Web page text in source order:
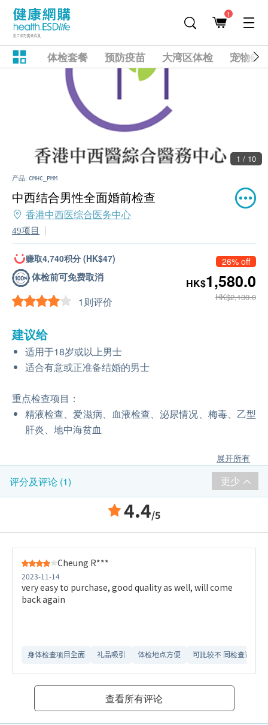
1
体检套餐 预防疫苗 大湾区体检 宠物健
1 / 10
产品: CMHC_PMM
中西结合男性全面婚前检查
香港中西医综合医务中心
49项目
赚取4,740积分 (HK$47)
体检前可免费取消
1则评价
26% off
HK$1,580.0
HK$2,130.0
建议给
适用于18岁或以上男士
适合有意或正准备结婚的男士
重点检查项目：
精液检查、爱滋病、血液检查、泌尿情况、梅毒、乙型
肝炎、地中海贫血
展开所有
评分及评论 (1) 更少
4.4/5
Cheung R***
2023-11-14
very easy to purchase, good quality as well, will come
back again
身体检查项目全面 礼品吸引 体检地点方便 可比较不 同检查计划
查看所有评论